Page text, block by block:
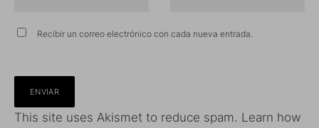
Recibir un correo electrónico con cada nueva entrada.
This site uses Akismet to reduce spam. Learn how